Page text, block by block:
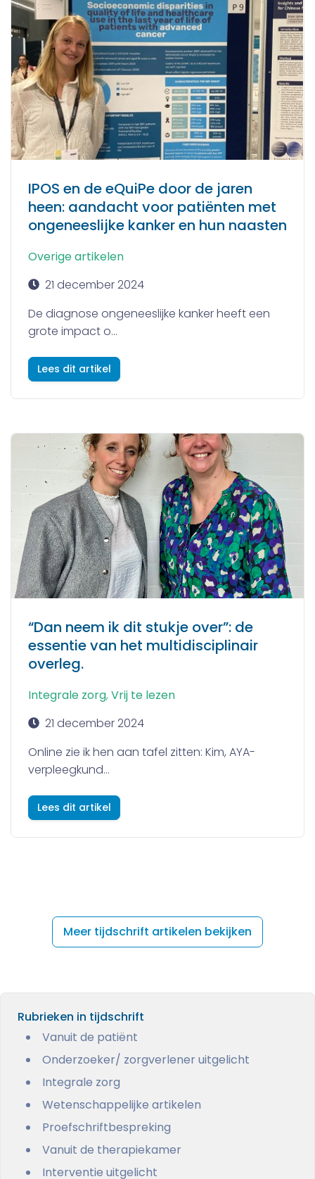
IPOS en de eQuiPe door de jaren
heen: aandacht voor patiënten met
ongeneeslijke kanker en hun naasten
Overige artikelen
21 december 2024
De diagnose ongeneeslijke kanker heeft een
grote impact o...
Lees dit artikel
“Dan neem ik dit stukje over”: de
essentie van het multidisciplinair
overleg.
Integrale zorg, Vrij te lezen
21 december 2024
Online zie ik hen aan tafel zitten: Kim, AYA-
verpleegkund...
Lees dit artikel
Meer tijdschrift artikelen bekijken
Rubrieken in tijdschrift
Vanuit de patiënt
Onderzoeker/ zorgverlener uitgelicht
Integrale zorg
Wetenschappelijke artikelen
Proefschriftbespreking
Vanuit de therapiekamer
Interventie uitgelicht